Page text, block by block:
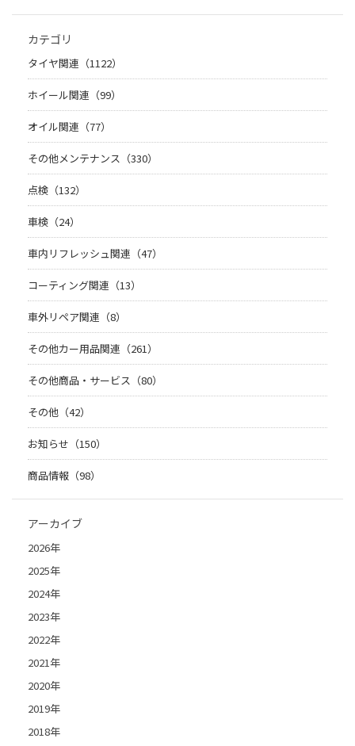
カテゴリ
タイヤ関連（1122）
ホイール関連（99）
オイル関連（77）
その他メンテナンス（330）
点検（132）
車検（24）
車内リフレッシュ関連（47）
コーティング関連（13）
車外リペア関連（8）
その他カー用品関連（261）
その他商品・サービス（80）
その他（42）
お知らせ（150）
商品情報（98）
アーカイブ
2026年
2025年
2024年
2023年
2022年
2021年
2020年
2019年
2018年